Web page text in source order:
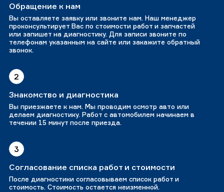
Обращение к нам
Вы оставляете заявку или звоните нам. Наш менеджер
проконсультирует Вас по стоимости работ и запчастей
или запишет на диагностику. Для записи звоните по
телефонам указанным на сайте или закажите обратный
звонок.
2
Знакомство и диагностика
Вы приезжаете к нам. Мы проводим осмотр авто или
делаем диагностику. Работ с автомобилем начинаем в
течении 15 минут после приезда.
3
Согласование списка работ и стоимости
После диагностики согласовываем список работ и
стоимость. Стоимость остается неизменной.